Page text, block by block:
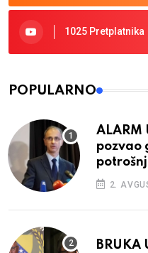
1025 Pretplatnika
POPULARNO
ALARM
pozvao
2.
BRUKA